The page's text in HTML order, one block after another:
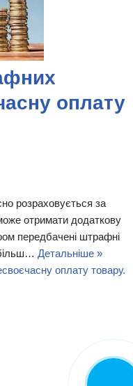
оплату
розраховується за
отримати додаткову
передбачені штрафні
Детальніше »
оплату товару.